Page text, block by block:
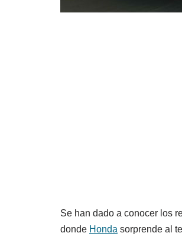
Se han dado a conocer los
donde Honda sorprende al